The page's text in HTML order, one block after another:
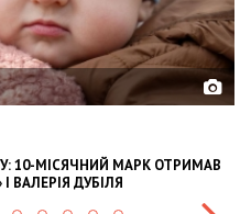
10-МІСЯЧНИЙ МАРК ОТРИМАВ
ВАЛЕРІЯ ДУБІЛЯ